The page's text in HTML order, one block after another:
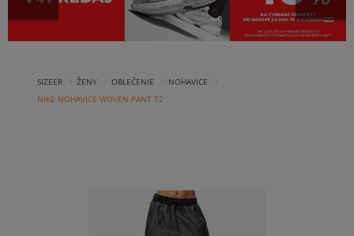
SIZEER ŽENY OBLEČENIE NOHAVICE
NIKE NOHAVICE WOVEN PANT T2